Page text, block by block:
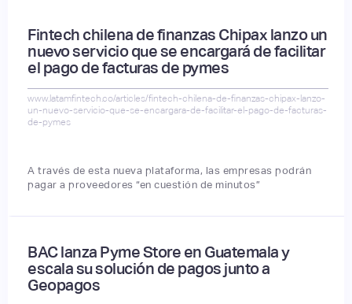
Fintech chilena de finanzas Chipax lanzo un
nuevo servicio que se encargará de facilitar
el pago de facturas de pymes
www.latamfintech.co/articles/fintech-chilena-de-finanzas-chipax-lanzo-
un-nuevo-servicio-que-se-encargara-de-facilitar-el-pago-de-facturas-
de-pymes
A través de esta nueva plataforma, las empresas podrán
pagar a proveedores “en cuestión de minutos”
BAC lanza Pyme Store en Guatemala y
escala su solución de pagos junto a
Geopagos